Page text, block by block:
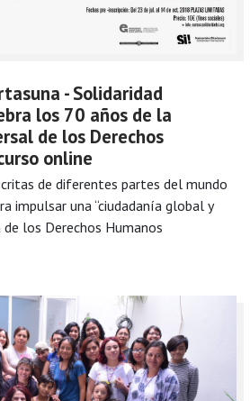
- Solidaridad
los 70 años de la
de los Derechos
online
de diferentes partes del mundo
impulsar una “ciudadanía global y
los Derechos Humanos